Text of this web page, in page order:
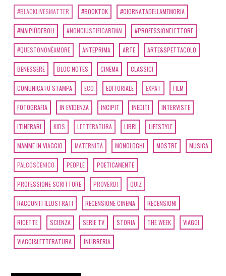
#BLACKLIVESMATTER #BOOKTOK #GIORNATADELLAMEMORIA
#MAIPIÙDEBOLI #NONGIUSTIFICAREMAI #PROFESSIONELETTORE
#QUESTONONÈAMORE ANTEPRIMA ARTE ARTE&SPETTACOLO
BENESSERE BLOC NOTES CINEMA CLASSICI
COMUNICATO STAMPA ECO EDITORIALE EXPAT FILM
FOTOGRAFIA IN EVIDENZA INCIPIT INEDITI INTERVISTE
ITINERARI KIDS LETTERATURA LIBRI LIFESTYLE
MAMME IN VIAGGIO MATERNITÀ MONOLOGHI MOSTRE MUSICA
PALCOSCENICO PEOPLE POETICAMENTE
PROFESSIONE SCRITTORE PROVERBI QUIZ
RACCONTI ILLUSTRATI RECENSIONE CINEMA RECENSIONI
RICETTE SCIENZA SERIE TV STORIA THE WEEK VIAGGI
VIAGGI&LETTERATURA INLIBRERIA